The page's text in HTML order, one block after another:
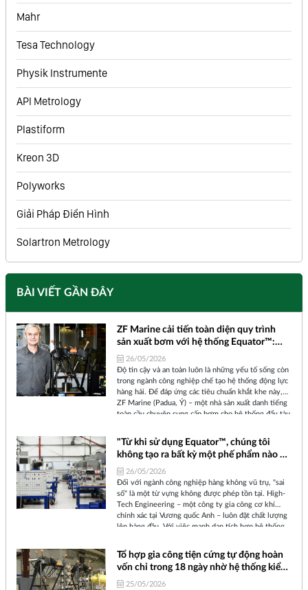
Mahr
Tesa Technology
Physik Instrumente
API Metrology
Plastiform
Kreon 3D
Polyworks
Giải Pháp Điển Hình
Solartron Metrology
BÀI VIẾT GẦN ĐÂY
ZF Marine cải tiến toàn diện quy trình
sản xuất bơm với hệ thống Equator™:
Nhỏ gọn, Bền bỉ và Kiểm tra đa chiều
26/05/2026
Độ tin cậy và an toàn luôn là những yếu tố sống còn
trong ngành công nghiệp chế tạo hệ thống động lực
hàng hải. Để đáp ứng các tiêu chuẩn khắt khe này,
ZF Marine (Padua, Ý) – một nhà sản xuất danh tiếng
toàn cầu chuyên cung cấp bơm cho hệ thống đẩy tàu
lời của họ chính là hệ thống đo lường Equator™ của
Renishaw.
"Từ khi sử dụng Equator™, chúng tôi
không tạo ra bất kỳ một phế phẩm nào và
đã giảm 27% chi phí sản xuất linh kiện"
26/05/2026
Đối với ngành công nghiệp hàng không vũ trụ, "sai
số" là một từ vựng không được phép tồn tại. High-
Tech Engineering – một công ty gia công cơ khí
chính xác tại Vương quốc Anh – luôn đặt chất lượng
lên hàng đầu. Với việc mạnh dạn tích hợp hệ thống
đã hiện thực hóa được mục tiêu kiểm tra 100% sản
phẩm đầu ra, đưa tỷ lệ phế phẩm về con số 0 tròn
trĩnh, đồng thời giảm một nửa yêu cầu về nhân sự
đo lường và cắt giảm tới 27% chi phí sản xuất.
Tổ hợp gia công tiện cứng tự động hoàn
vốn chỉ trong 18 ngày nhờ hệ thống kiểm
soát quy trình thông minh
25/05/2026